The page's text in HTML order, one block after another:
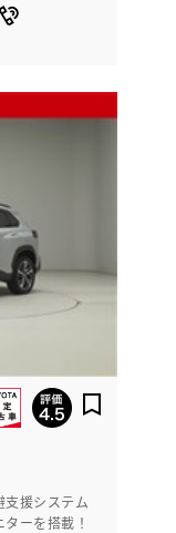
援システム
ーを搭載！